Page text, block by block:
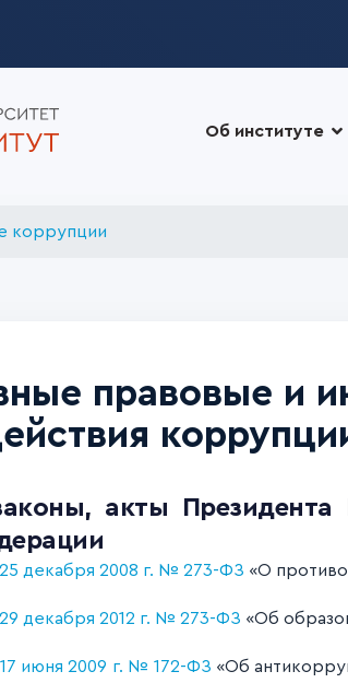
Об институте
коррупции
правовые и
акты Президента
декабря 2008 г. № 273-ФЗ «О
декабря 2012 г. № 273-ФЗ «Об
июня 2009 г. № 172-ФЗ «Об